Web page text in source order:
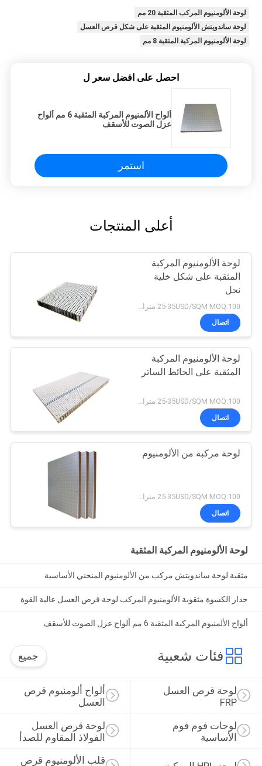
لوحة الألومنيوم المركب المثقبة 20 مم
لوحة ساندويتش الألومنيوم المثقبة على شكل قرص العسل
لوحة الألومنيوم المركبة المثقبة 8 مم
احصل على افضل سعر ل
ألواح الألمنيوم المركبة المثقبة 6 مم ألواح
عزل الصوت للأسقف
استمر
أعلى المنتجات
لوحة الألومنيوم المركبة
المثقبة على شكل خلية
نحل
اتصال
لوحة الألومنيوم المركبة
المثقبة على الحائط الساتر
25-35USD/SQM MOQ:100 مترا مربعا
اتصال
لوحة مركبة من الألومنيوم
25-35USD/SQM MOQ:100 مترا مربعا
اتصال
لوحة الألومنيوم المركبة المثقبة
مثقبة لوحة ساندويتش مركب من الألومنيوم المنحني الأساسية
جدار الكسوة مثقوبة الألومنيوم المركب لوحة قرص العسل عالية القوة
ألواح الألمنيوم المركبة المثقبة 6 مم ألواح عزل الصوت للأسقف
فئات شعبية جميع
ألواح ألومنيوم قرص
العسل
لوحة قرص العسل
FRP
لوحة قرص العسل
الفولاذ المقاوم للصدأ
لوحات فوم فوم
الأساسية
قلب الألومنيوم قرص